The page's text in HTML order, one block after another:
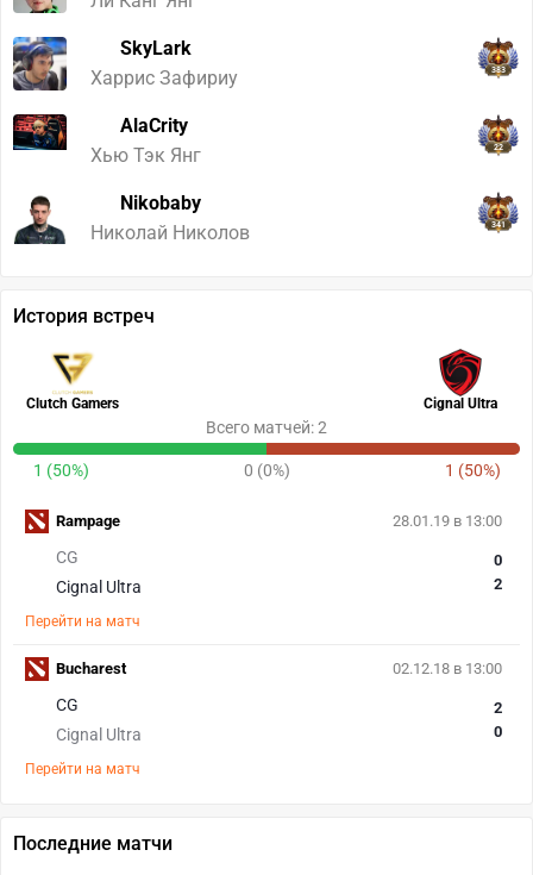
SkyLark
Харрис Зафириу
383
AlaCrity
Хью Тэк Янг
22
Nikobaby
Николай Николов
341
История встреч
Clutch Gamers Cignal Ultra
Всего матчей: 2
1 (50%) 0 (0%) 1 (50%)
28.01.19 в 13:00
CG
Cignal Ultra
0
2
Перейти на матч
Rampage
02.12.18 в 13:00
CG
Cignal Ultra
2
0
Перейти на матч
Bucharest
Последние матчи